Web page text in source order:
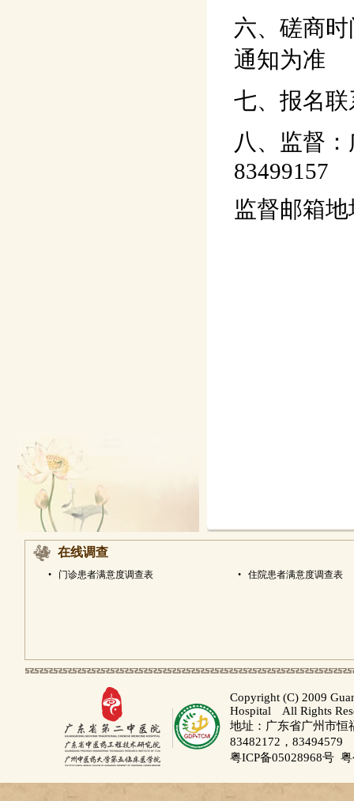
六、磋商
通知为准
七、报名
八、监督
83499157
监督邮箱
在线调查
• 门诊患者满意度调查表 • 住院患者满意度调查表
Copyright (C) 2009
Hospital All Rights
地址：广东省广州市
83482172，83494579
粤ICP备05028968号